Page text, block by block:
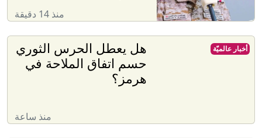
منذ 14 دقيقة
هل يعطل الحرس الثوري
حسم اتفاق الملاحة في
هرمز؟
منذ ساعة
أخبار عالميّة